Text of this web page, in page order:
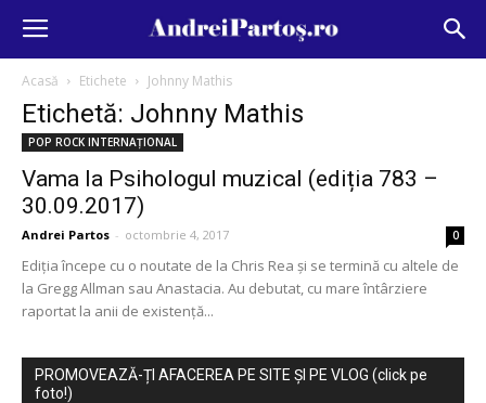
Acasă Etichete Johnny Mathis
Etichetă: Johnny Mathis
POP ROCK INTERNAȚIONAL
Vama la Psihologul muzical (ediția 783 –
30.09.2017)
Andrei Partos - octombrie 4, 2017 0
Ediția începe cu o noutate de la Chris Rea și se termină cu altele de
la Gregg Allman sau Anastacia. Au debutat, cu mare întârziere
raportat la anii de existență...
PROMOVEAZĂ-ȚI AFACEREA PE SITE ȘI PE VLOG (click pe
foto!)